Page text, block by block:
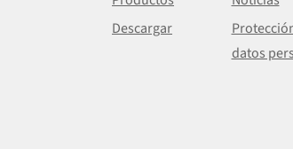
Descargar
datos